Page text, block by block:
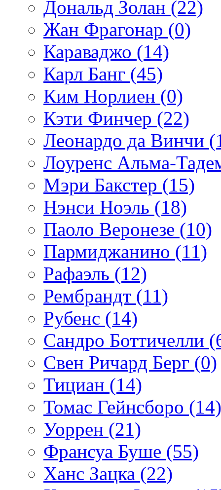
Дональд Золан (22)
Жан Фрагонар (0)
Караваджо (14)
Карл Банг (45)
Ким Норлиен (0)
Кэти Финчер (22)
Леонардо да Винчи
Лоуренс Альма-
Мэри Бакстер (15)
Нэнси Ноэль (18)
Паоло Веронезе (10)
Пармиджанино (11)
Рафаэль (12)
Рембрандт (11)
Рубенс (14)
Сандро Боттичелли
Свен Ричард Берг (0)
Тициан (14)
Томас Гейнсборо (14)
Уоррен (21)
Франсуа Буше (55)
Ханс Зацка (22)